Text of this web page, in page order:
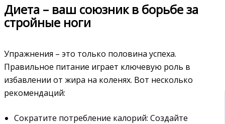
Диета – ваш союзник в борьбе за
стройные ноги
Упражнения – это только половина успеха.
Правильное питание играет ключевую роль в
избавлении от жира на коленях. Вот несколько
рекомендаций:
Сократите потребление калорий: Создайте